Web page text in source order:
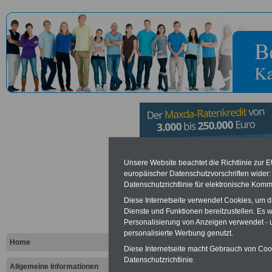
Home
Allgemeine Informationen
Deutscher
Bonn
Vorteile für den öffentlichen
Vergleichen und sparen
Unsere Website beachtet die Richtlinie zur
europäischer Datenschutzvorschriften
Datenschutzrichtlinie für elektronische
Diese Internetseite verwendet Cookies, um
Dienste und Funktionen bereitzustellen. Es
Personalisierung von Anzeigen verwendet
personalisierte Werbung genutzt.
Diese Internetseite macht Gebrauch von
Datenschutzrichtlinie.